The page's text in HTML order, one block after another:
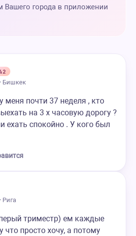
Вашего города в приложении
Бишкек
меня почти 37 неделя , кто
на 3 х часовую дорогу ?
ехать спокойно . У кого был
Рига
триместр) ем каждые
что просто хочу, а потому